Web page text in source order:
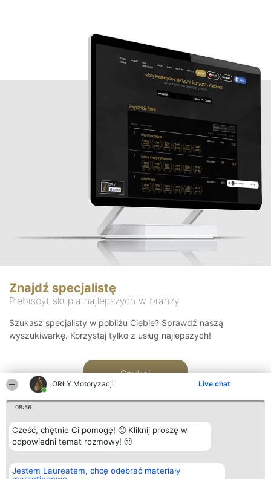
ORŁY Motoryzacji Live chat
08:56
Cześć, chętnie Ci pomogę! 🙂 Kliknij proszę w
odpowiedni temat rozmowy! 🙂
Jestem Laureatem, chcę odebrać materiały
Znajdź specjalistę
Plebiscyt skupia najlepszych w branży
Szukasz specjalisty w pobliżu Ciebie? Sprawdź naszą
wyszukiwarkę. Korzystaj tylko z usług najlepszych!
Szukaj
Organizator plebiscytu
Bright Side Solutions sp. z o.
Plebiscyt
Laureaci
Kontakt
Kontakt